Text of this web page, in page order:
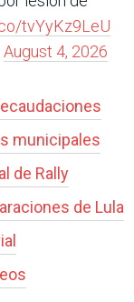
tvYyKz9LeU
August 4, 2026
municipales
de Rally
de Lula